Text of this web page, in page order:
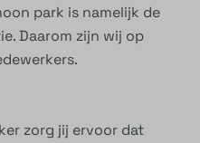
park is namelijk de
Daarom zijn wij op
zorg jij ervoor dat